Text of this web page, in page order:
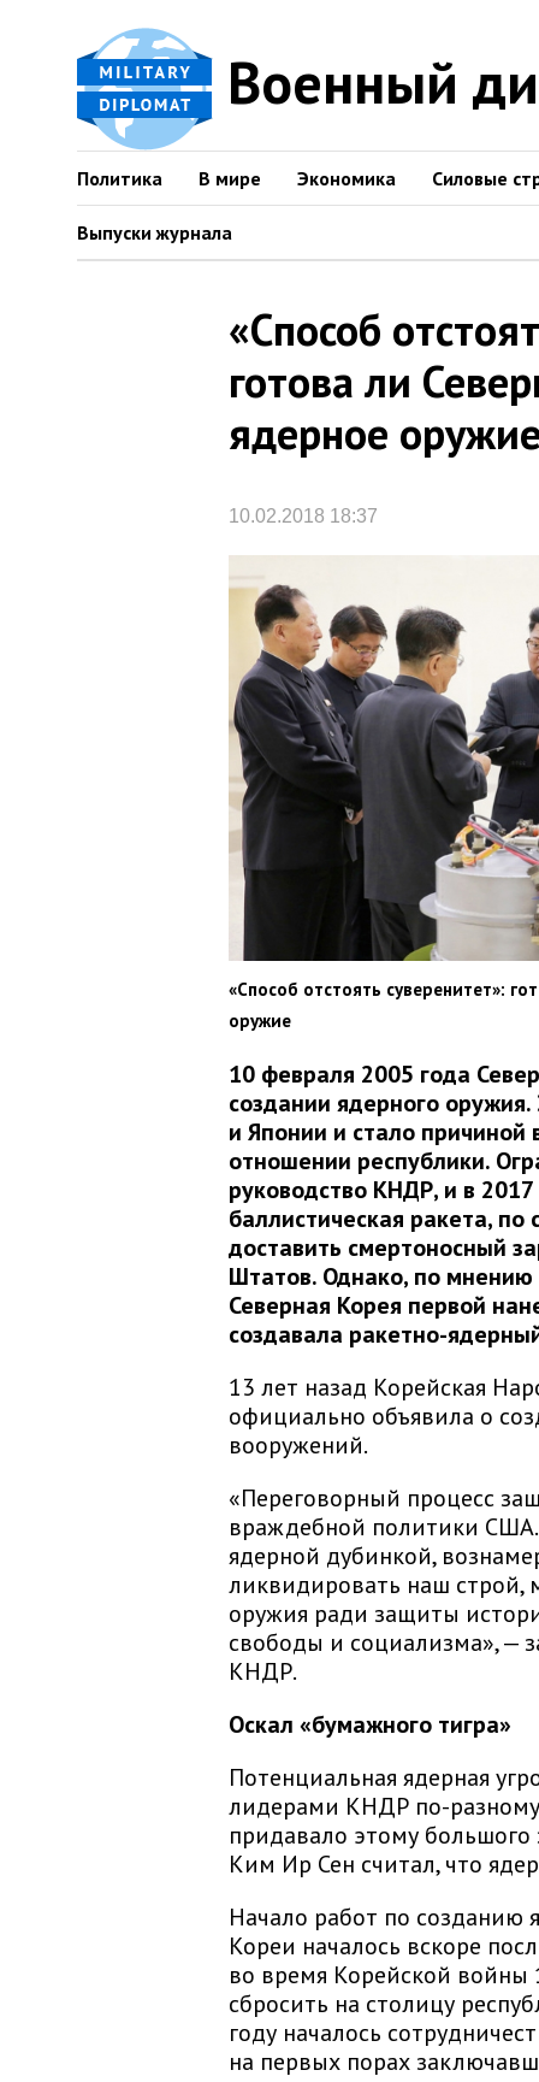
Военный
Политика В мире Экономика Силовые
Выпуски журнала
«Способ
готова ли
ядерное
10.02.2018 18:37
«Способ отстоять суверенитет»:
оружие
10 февраля 2005 года
создании ядерного
и Японии и стало причиной
отношении республики.
руководство КНДР, и в
баллистическая ракета, по
доставить смертоносный
Штатов. Однако, по мнению
Северная Корея первой
создавала ракетно-
13 лет назад Корейская
официально объявила о
вооружений.
«Переговорный процесс
враждебной политики
ядерной дубинкой,
ликвидировать наш строй,
оружия ради защиты
свободы и социализма», —
КНДР.
Оскал «бумажного тигра»
Потенциальная ядерная
лидерами КНДР по-
придавало этому большого
Ким Ир Сен считал, что
Начало работ по созданию
Кореи началось вскоре
во время Корейской
сбросить на столицу
году началось
на первых порах